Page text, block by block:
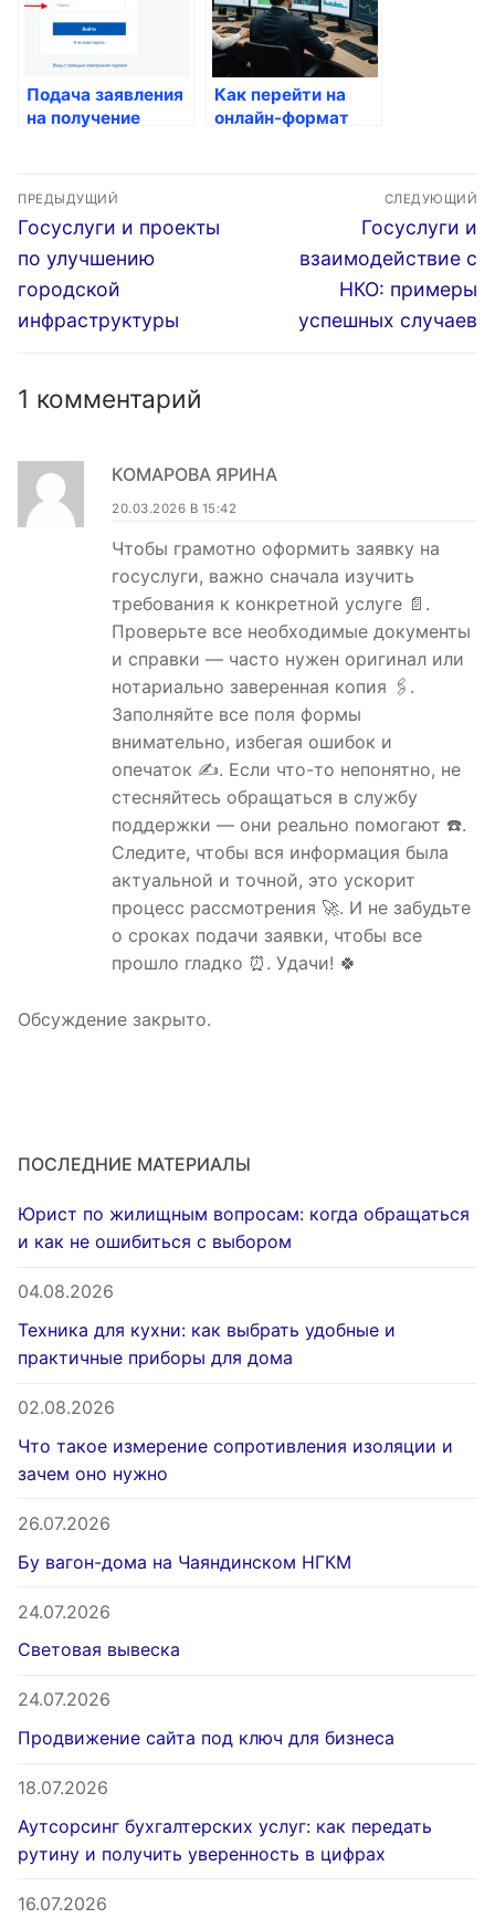
Подача заявления
на получение
Как перейти на
онлайн-формат
Навигация
по
записям
ПРЕДЫДУЩИЙ
Предыдущая
запись:
Госуслуги и проекты
по улучшению
городской
инфраструктуры
СЛЕДУЮЩИЙ
Следующая
запись:
Госуслуги и
взаимодействие с
НКО: примеры
успешных случаев
1 комментарий
КОМАРОВА ЯРИНА
20.03.2026 В 15:42
Чтобы грамотно оформить заявку на
госуслуги, важно сначала изучить
требования к конкретной услуге 📄.
Проверьте все необходимые документы
и справки — часто нужен оригинал или
нотариально заверенная копия 🖇️.
Заполняйте все поля формы
внимательно, избегая ошибок и
опечаток ✍️. Если что-то непонятно, не
стесняйтесь обращаться в службу
поддержки — они реально помогают ☎️.
Следите, чтобы вся информация была
актуальной и точной, это ускорит
процесс рассмотрения 🚀. И не забудьте
о сроках подачи заявки, чтобы все
прошло гладко ⏰. Удачи! 🍀
Обсуждение закрыто.
ПОСЛЕДНИЕ МАТЕРИАЛЫ
Юрист по жилищным вопросам: когда обращаться
и как не ошибиться с выбором
04.08.2026
Техника для кухни: как выбрать удобные и
практичные приборы для дома
02.08.2026
Что такое измерение сопротивления изоляции и
зачем оно нужно
26.07.2026
Бу вагон-дома на Чаяндинском НГКМ
24.07.2026
Световая вывеска
24.07.2026
Продвижение сайта под ключ для бизнеса
18.07.2026
Аутсорсинг бухгалтерских услуг: как передать
рутину и получить уверенность в цифрах
16.07.2026